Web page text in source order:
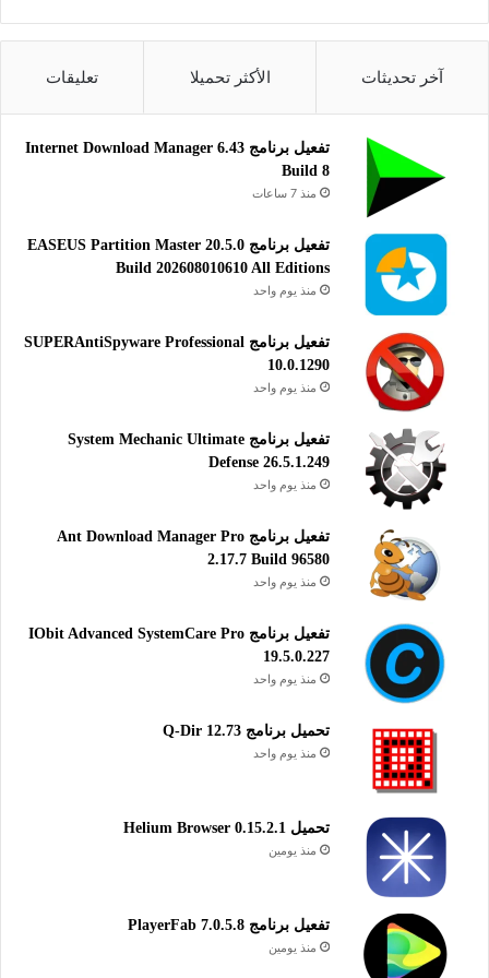
الترخيص: Trial
Gili Soft Inc
التصنيف: تطبيقات ويندوز، ملتيميديا،
تحرير الفيديو.
تنزيل برنامج GiliSoft Video Editor إنشاء وتحرير ملفات الفيديو
باحترافية وجودة عالية الدقة.
تحميل ملف تنصيب برنامج GiliSoft Video Editor
زائد ملف التفعيل
تحميل
تحميل
تحميل
GiliSoft Video Editor for macOS
آخر تحديثات الأكثر تحميلا تعليقات
تفعيل برنامج Internet Download Manager 6.43
Build 8
منذ 7 ساعات
تفعيل برنامج EASEUS Partition Master 20.5.0
Build 202608010610 All Editions
منذ يوم واحد
تفعيل برنامج SUPERAntiSpyware Professional
10.0.1290
منذ يوم واحد
تفعيل برنامج System Mechanic Ultimate
Defense 26.5.1.249
منذ يوم واحد
تفعيل برنامج Ant Download Manager Pro
2.17.7 Build 96580
منذ يوم واحد
تفعيل برنامج IObit Advanced SystemCare Pro
19.5.0.227
منذ يوم واحد
تحميل برنامج Q-Dir 12.73
منذ يوم واحد
تحميل Helium Browser 0.15.2.1
منذ يومين
تفعيل برنامج PlayerFab 7.0.5.8
منذ يومين